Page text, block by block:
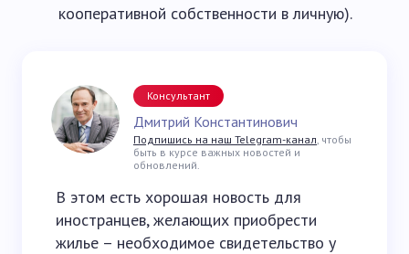
кооперативной собственности в личную).
Консультант
Дмитрий Константинович
Подпишись на наш Telegram-канал, чтобы
быть в курсе важных новостей и
обновлений.
В этом есть хорошая новость для
иностранцев, желающих приобрести
жилье – необходимое свидетельство у